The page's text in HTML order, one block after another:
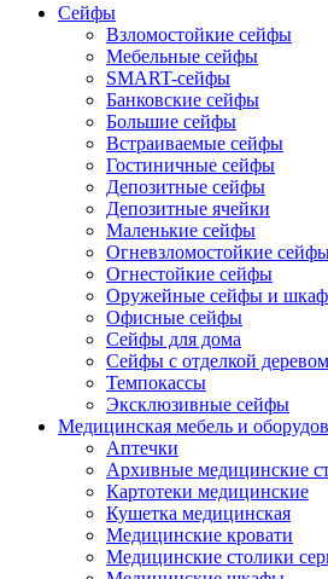
Сейфы
Взломостойкие сейфы
Мебельные сейфы
SMART-сейфы
Банковские сейфы
Большие сейфы
Встраиваемые сейфы
Гостиничные сейфы
Депозитные сейфы
Депозитные ячейки
Маленькие сейфы
Огневзломостойкие
Огнестойкие сейфы
Оружейные сейфы и
Офисные сейфы
Сейфы для дома
Сейфы с отделкой деревом
Темпокассы
Эксклюзивные сейфы
Медицинская мебель и
Аптечки
Архивные медицинские
Картотеки медицинские
Кушетка медицинская
Медицинские кровати
Медицинские столики